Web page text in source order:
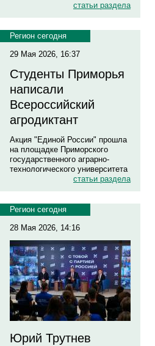
статьи раздела
Регион сегодня
29 Мая 2026, 16:37
Студенты Приморья
написали
Всероссийский
агродиктант
Акция "Единой России" прошла
на площадке Приморского
государственного аграрно-
технологического университета
статьи раздела
Регион сегодня
28 Мая 2026, 14:16
Юрий Трутнев